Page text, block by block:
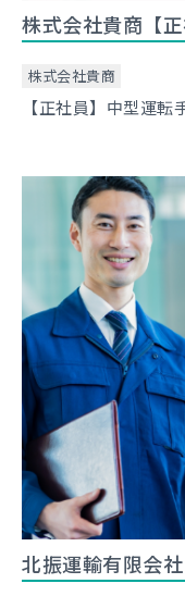
株式会社貴商【
株式会社貴商
【正社員】中型運転
北振運輸有限会社